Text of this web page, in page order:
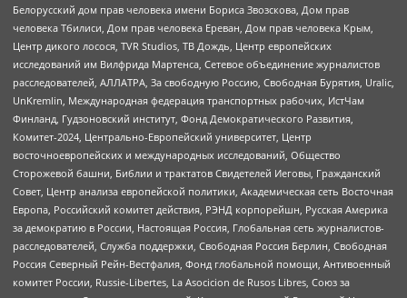
Белорусский дом прав человека имени Бориса Звозскова, Дом прав
человека Тбилиси, Дом прав человека Ереван, Дом прав человека Крым,
Центр дикого лосося, TVR Studios, ТВ Дождь, Центр европейских
исследований им Вилфрида Мартенса, Сетевое объединение журналистов
расследователей, АЛЛАТРА, За свободную Россию, Свободная Бурятия, Uralic,
UnKremlin, Международная федерация транспортных рабочих, ИстЧам
Финланд, Гудзоновский институт, Фонд Демократического Развития,
Комитет-2024, Центрально-Европейский университет, Центр
восточноевропейских и международных исследований, Общество
Сторожевой башни, Библии и трактатов Свидетелей Иеговы, Гражданский
Совет, Центр анализа европейской политики, Академическая сеть Восточная
Европа, Российский комитет действия, РЭНД корпорейшн, Русская Америка
за демократию в России, Настоящая Россия, Глобальная сеть журналистов-
расследователей, Служба поддержки, Свободная Россия Берлин, Свободная
Россия Северный Рейн-Вестфалия, Фонд глобальной помощи, Антивоенный
комитет России, Russie-Libertes, La Asocicion de Rusos Libres, Союз за